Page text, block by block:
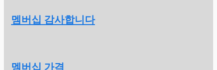
멤버십 감사합니다
멤버십 가격